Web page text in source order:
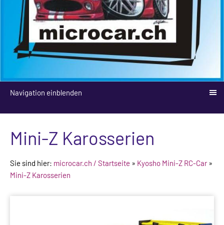
Navigation einblenden
Mini-Z Karosserien
Sie sind hier: microcar.ch / Startseite » Kyosho Mini-Z RC-Car»
Mini-Z Karosserien